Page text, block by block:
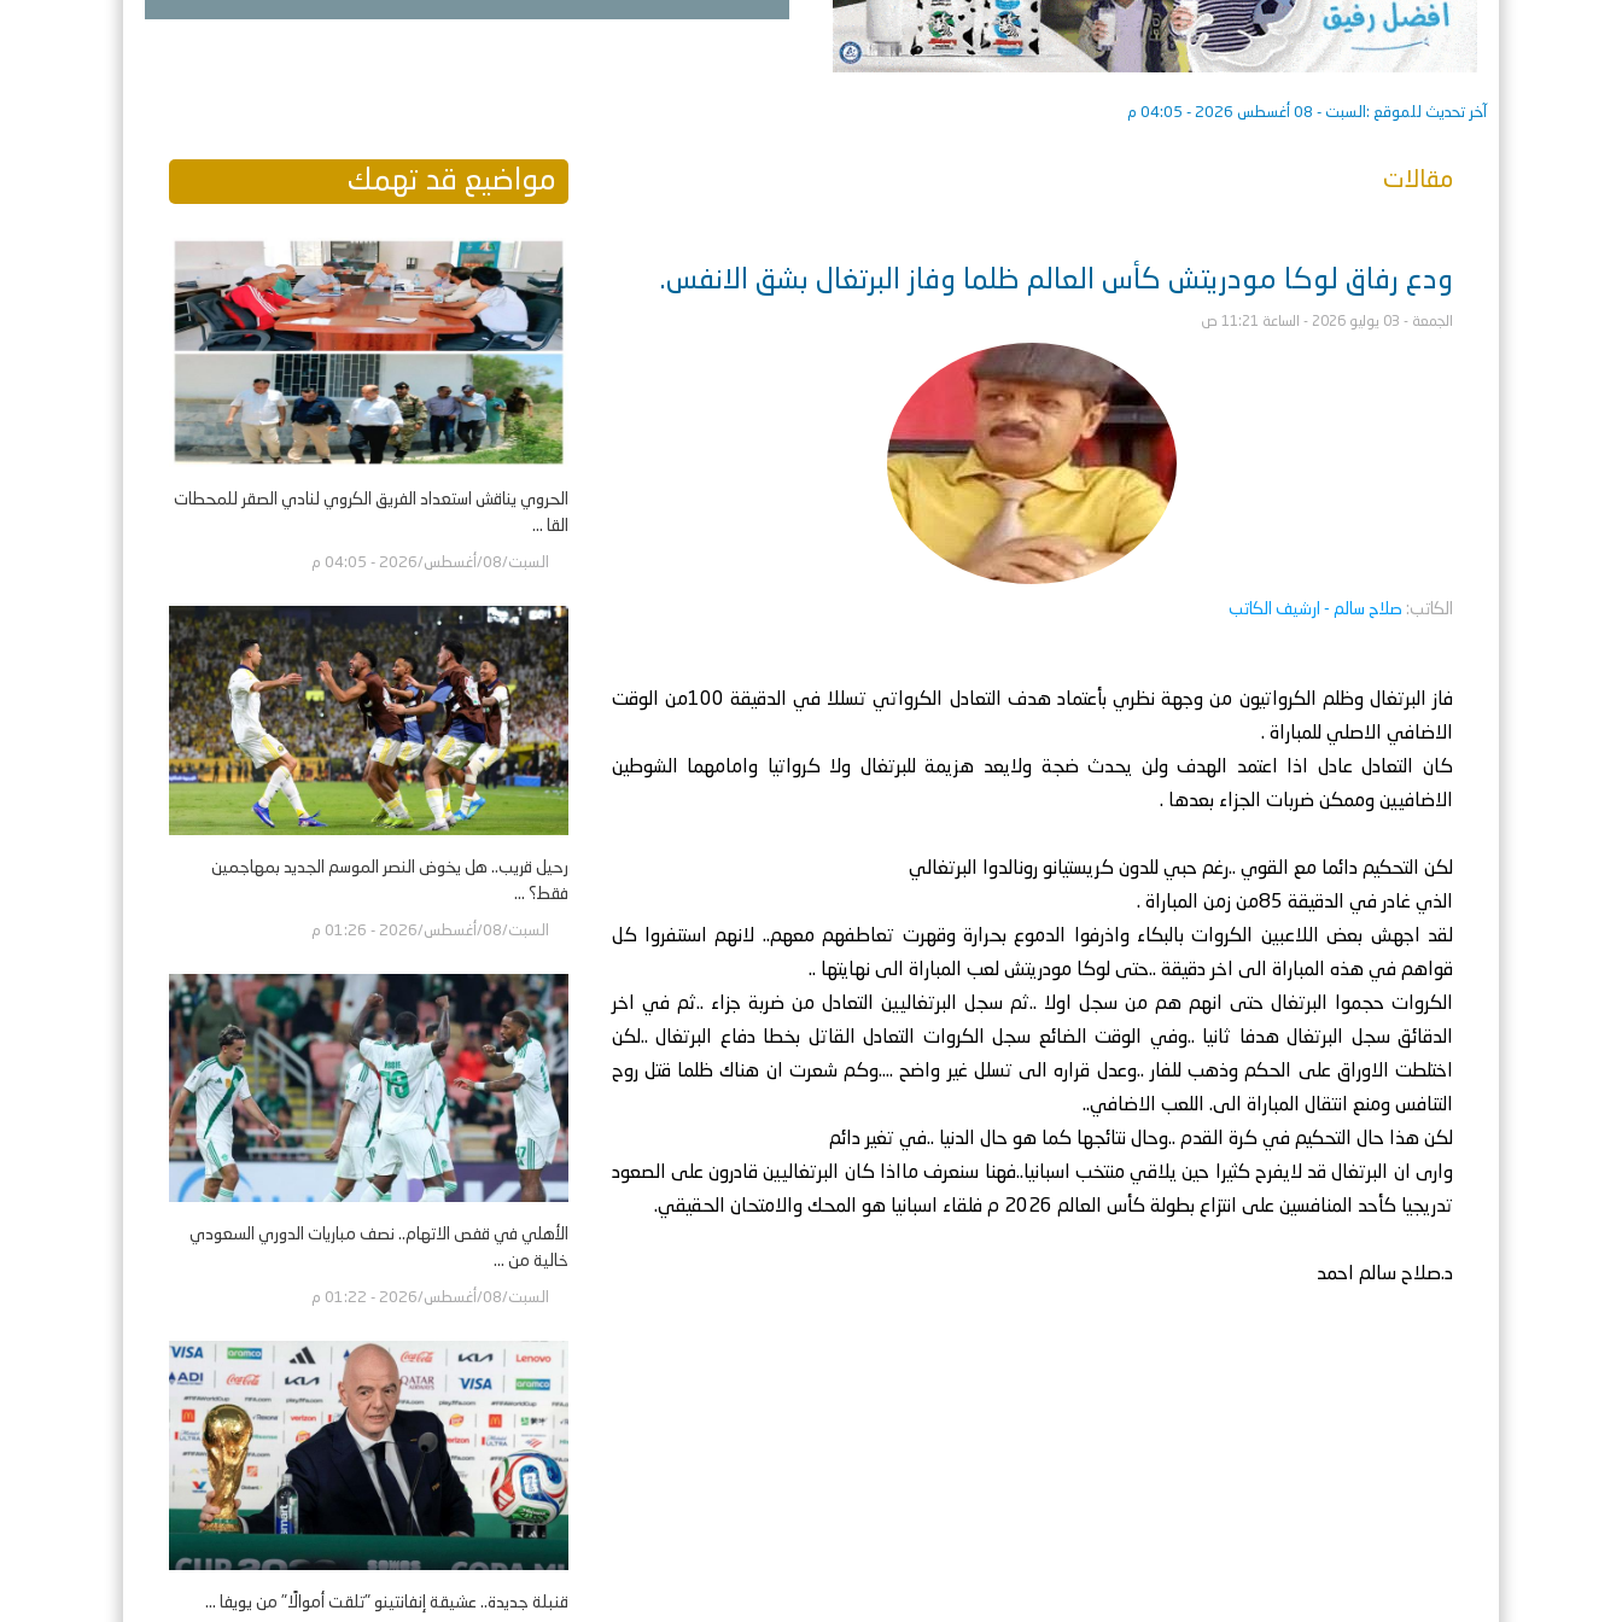
آخر تحديث للموقع : السبت - 08 أغسطس 2026 - 04:05 م
مقالات
ودع رفاق لوكا مودريتش كأس العالم ظلما وفاز البرتغال بشق الانفس.
الجمعة - 03 يوليو 2026 - الساعة 11:21 ص
الكاتب: صلاح سالم - ارشيف الكاتب
فاز البرتغال وظلم الكرواتيون من وجهة نظري بأعتماد هدف التعادل الكرواتي تسللا في الدقيقة 100من الوقت
الاضافي الاصلي للمباراة .
كان التعادل عادل اذا اعتمد الهدف ولن يحدث ضجة ولايعد هزيمة للبرتغال ولا كرواتيا وامامهما الشوطين
الاضافيين وممكن ضربات الجزاء بعدها .
لكن التحكيم دائما مع القوي ..رغم حبي للدون كريستيانو رونالدوا البرتغالي
الذي غادر في الدقيقة 85من زمن المباراة .
لقد اجهش بعض اللاعبين الكروات بالبكاء واذرفوا الدموع بحرارة وقهرت تعاطفهم معهم.. لانهم استنفروا كل
قواهم في هذه المباراة الى اخر دقيقة ..حتى لوكا مودريتش لعب المباراة الى نهايتها ..
الكروات حجموا البرتغال حتى انهم هم من سجل اولا ..ثم سجل البرتغاليين التعادل من ضربة جزاء ..ثم في اخر
الدقائق سجل البرتغال هدفا ثانيا ..وفي الوقت الضائع سجل الكروات التعادل القاتل بخطا دفاع البرتغال ..لكن
اختلطت الاوراق على الحكم وذهب للفار ..وعدل قراره الى تسلل غير واضح ....وكم شعرت ان هناك ظلما قتل روح
التنافس ومنع انتقال المباراة الى. اللعب الاضافي..
لكن هذا حال التحكيم في كرة القدم ..وحال نتائجها كما هو حال الدنيا ..في تغير دائم
وارى ان البرتغال قد لايفرح كثيرا حين يلاقي منتخب اسبانيا..فهنا سنعرف مااذا كان البرتغاليين قادرون على الصعود
تدريجيا كأحد المنافسين على انتزاع بطولة كأس العالم 2026 م فلقاء اسبانيا هو المحك والامتحان الحقيقي.
د.صلاح سالم احمد
مواضيع قد تهمك
الحروي يناقش استعداد الفريق الكروي لنادي الصقر للمحطات
القا ...
السبت/08/أغسطس/2026 - 04:05 م
رحيل قريب.. هل يخوض النصر الموسم الجديد بمهاجمين
فقط؟ ...
السبت/08/أغسطس/2026 - 01:26 م
الأهلي في قفص الاتهام.. نصف مباريات الدوري السعودي
خالية من ...
السبت/08/أغسطس/2026 - 01:22 م
قنبلة جديدة.. عشيقة إنفانتينو "تلقت أموالًا" من يويفا ...